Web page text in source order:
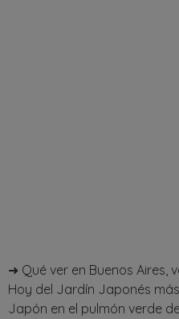
➜ Qué ver en Buenos Aires,
Hoy del Jardín Japonés
Japón en el pulmón verde